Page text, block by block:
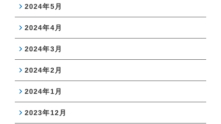
2024年5月
2024年4月
2024年3月
2024年2月
2024年1月
2023年12月